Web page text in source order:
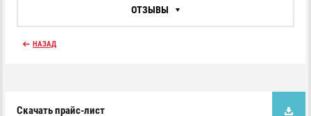
Скачать прайс-лист
ОТЗЫВЫ
НАЗАД